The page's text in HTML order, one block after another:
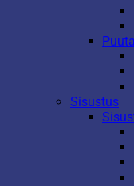
Sisustus